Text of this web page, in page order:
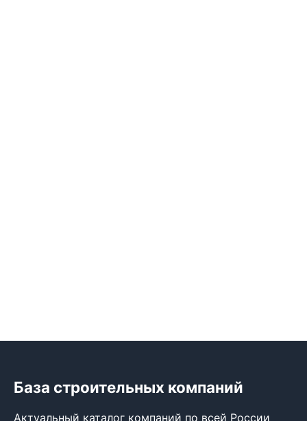
База строительных компаний
Актуальный каталог компаний по всей России